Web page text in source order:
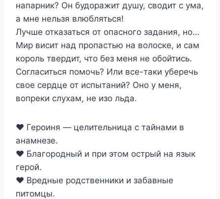
напарник? Он будоражит душу, сводит с ума,
а мне нельзя влюбляться!
Лучше отказаться от опасного задания, но…
Мир висит над пропастью на волоске, и сам
король твердит, что без меня не обойтись.
Согласиться помочь? Или все-таки уберечь
свое сердце от испытаний? Оно у меня,
вопреки слухам, не изо льда.
♥ Героиня — целительница с тайнами в
анамнезе.
♥ Благородный и при этом острый на язык
герой.
♥ Вредные родственники и забавные
питомцы.